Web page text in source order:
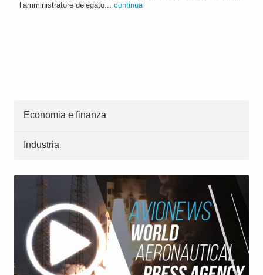
l’amministratore delegato... continua
Economia e finanza
Industria